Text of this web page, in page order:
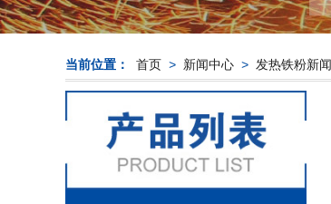
当前位置： 首页 > 新闻中心 > 发热铁粉新闻